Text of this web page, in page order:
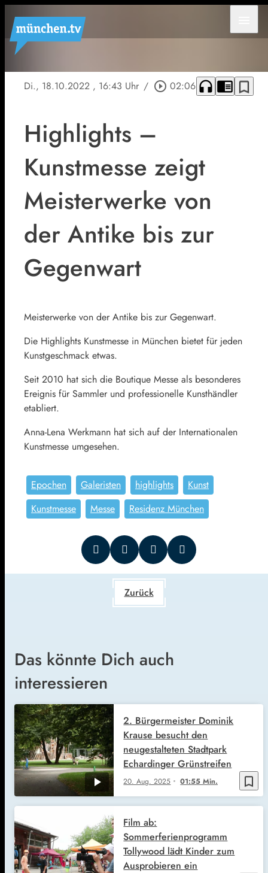
Di., 18.10.2022 , 16:43 Uhr / play_circle_outline 02:06 headphones chrome_reader_mode bookmark_border
Highlights –
Kunstmesse zeigt
Meisterwerke von
der Antike bis zur
Gegenwart
Meisterwerke von der Antike bis zur Gegenwart.
Die Highlights Kunstmesse in München bietet für jeden
Kunstgeschmack etwas.
Seit 2010 hat sich die Boutique Messe als besonderes
Ereignis für Sammler und professionelle Kunsthändler
etabliert.
Anna-Lena Werkmann hat sich auf der Internationalen
Kunstmesse umgesehen.
Epochen Galeristen highlights
Kunst
Kunstmesse
Messe Residenz München
Zurück
Das könnte Dich auch
interessieren
bookmark_border
20. Aug. 2025 01:55 Min.
2. Bürgermeister Dominik
Krause besucht den
neugestalteten Stadtpark
Echardinger Grünstreifen
Film ab:
Sommerferienprogramm
Tollywood lädt Kinder zum
Ausprobieren ein